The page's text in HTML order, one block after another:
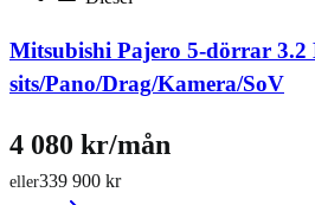
Mitsubishi Pajero 5-dörrar
sits/Pano/Drag/Kamera/SoV
339 900 kr
eller
4 080 kr/mån